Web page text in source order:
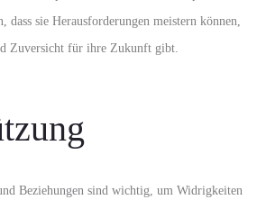
dass sie Herausforderungen meistern können,
Zuversicht für ihre Zukunft gibt.
Beziehungen sind wichtig, um Widrigkeiten